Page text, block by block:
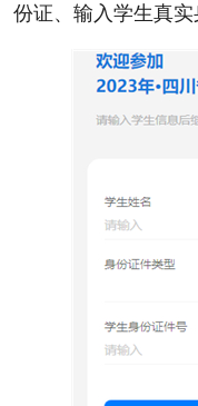
份证、输入学生真实